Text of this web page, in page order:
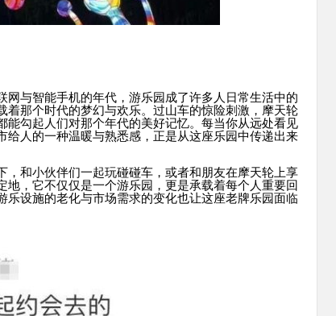
与智能手机的年代，游乐园成了许多人日常生活中的
那个时代的梦幻与欢乐。过山车的惊险刺激，摩天轮
勾起人们对那个年代的美好记忆。每当你从远处看见
人的一种温暖与熟悉感，正是从这座乐园中传递出来
和小伙伴们一起玩碰碰车，或者和朋友在摩天轮上享
，它不仅仅是一个游乐园，更是承载着每个人重要回
设施的老化与市场需求的变化也让这座老牌乐园面临